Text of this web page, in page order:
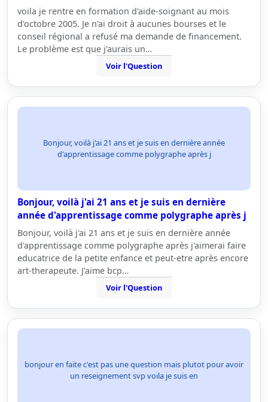
voila je rentre en formation d'aide-soignant au mois
d'octobre 2005. Je n'ai droit à aucunes bourses et le
conseil régional a refusé ma demande de financement.
Le problème est que j'aurais un…
Voir l'Question
Bonjour, voilà j'ai 21 ans et je suis en dernière année
d'apprentissage comme polygraphe après j
Bonjour, voilà j'ai 21 ans et je suis en dernière
année d'apprentissage comme polygraphe après j
Bonjour, voilà j'ai 21 ans et je suis en dernière année
d'apprentissage comme polygraphe après j'aimerai faire
educatrice de la petite enfance et peut-etre après encore
art-therapeute. J'aime bcp…
Voir l'Question
bonjour en faite c'est pas une question mais plutot pour avoir
un reseignement svp voila je suis en